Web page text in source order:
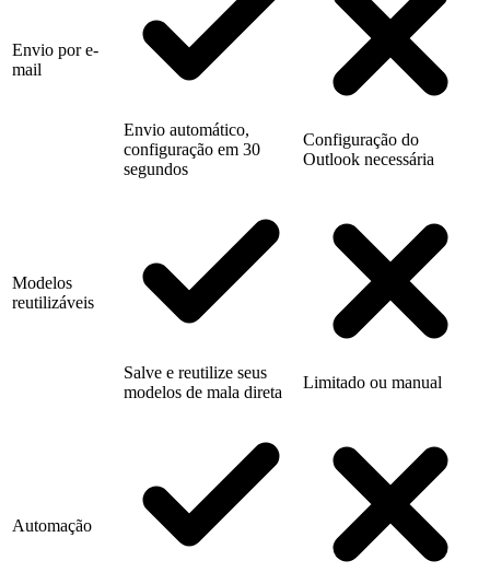
Envio por e-
mail
Envio automático,
configuração em 30
segundos
Configuração do
Outlook necessária
Modelos
reutilizáveis
Salve e reutilize seus
modelos de mala direta
Limitado ou manual
Automação